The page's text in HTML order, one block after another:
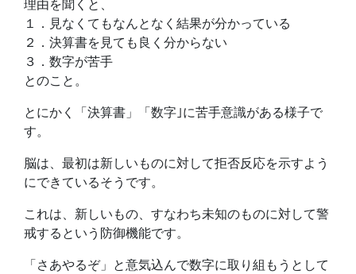
理由を聞くと、
１．見なくてもなんとなく結果が分かっている
２．決算書を見ても良く分からない
３．数字が苦手
とのこと。
とにかく「決算書」「数字｣に苦手意識がある様子で
す。
脳は、最初は新しいものに対して拒否反応を示すよう
にできているそうです。
これは、新しいもの、すなわち未知のものに対して警
戒するという防御機能です。
「さあやるぞ」と意気込んで数字に取り組もうとして